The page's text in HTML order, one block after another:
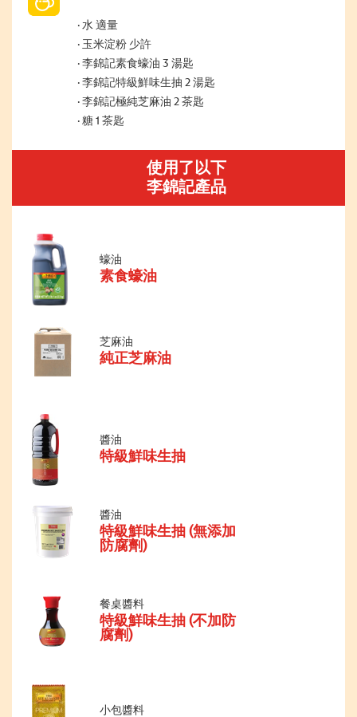
水 適量
玉米淀粉 少許
李錦記素食蠔油 3 湯匙
李錦記特級鮮味生抽 2 湯匙
李錦記極純芝麻油 2 茶匙
糖 1 茶匙
使用了以下
李錦記產品
蠔油
素食蠔油
芝麻油
純正芝麻油
醬油
特級鮮味生抽
醬油
特級鮮味生抽 (無添加
防腐劑)
餐桌醬料
特級鮮味生抽 (不加防
腐劑)
小包醬料